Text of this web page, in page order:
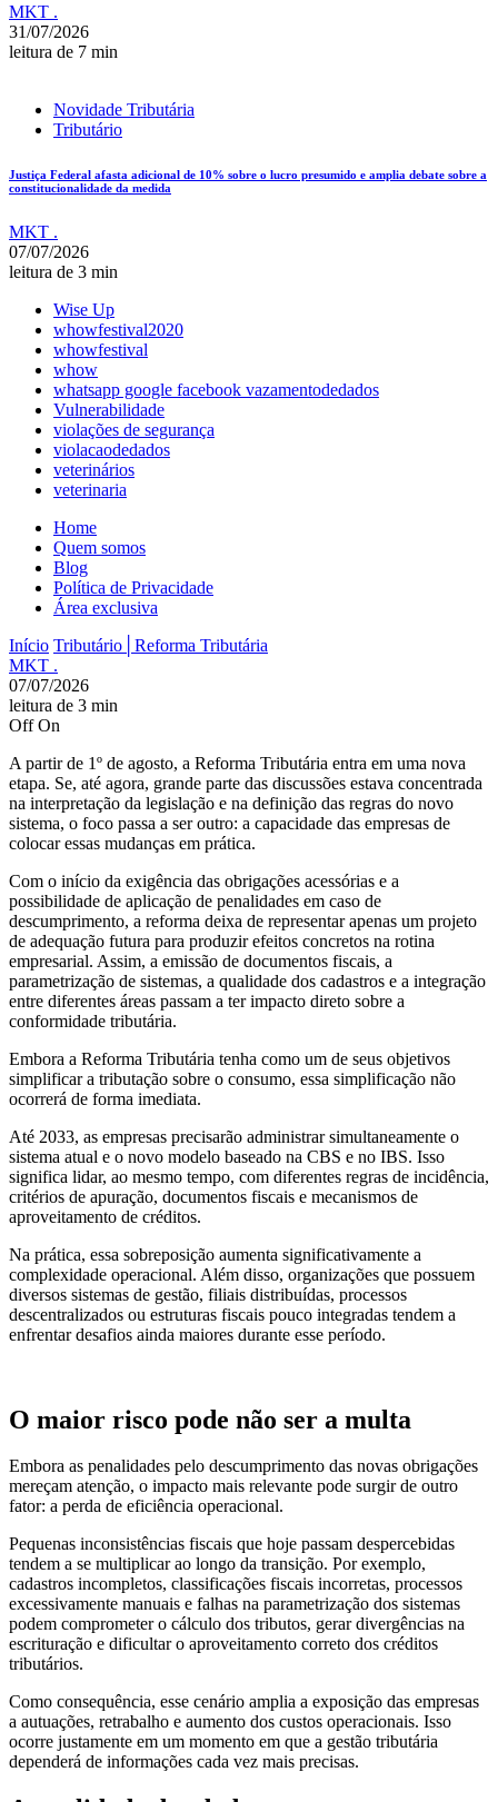
MKT .
31/07/2026
leitura de 7 min
Novidade Tributária
Tributário
Justiça Federal afasta adicional de 10% sobre o lucro presumido e amplia debate sobre a
constitucionalidade da medida
MKT .
07/07/2026
leitura de 3 min
Wise Up
whowfestival2020
whowfestival
whow
whatsapp google facebook vazamentodedados
Vulnerabilidade
violações de segurança
violacaodedados
veterinários
veterinaria
Home
Quem somos
Blog
Política de Privacidade
Área exclusiva
Início Tributário│Reforma Tributária
MKT .
07/07/2026
leitura de 3 min
Off On
A partir de 1º de agosto, a Reforma Tributária entra em uma nova
etapa. Se, até agora, grande parte das discussões estava concentrada
na interpretação da legislação e na definição das regras do novo
sistema, o foco passa a ser outro: a capacidade das empresas de
colocar essas mudanças em prática.
Com o início da exigência das obrigações acessórias e a
possibilidade de aplicação de penalidades em caso de
descumprimento, a reforma deixa de representar apenas um projeto
de adequação futura para produzir efeitos concretos na rotina
empresarial. Assim, a emissão de documentos fiscais, a
parametrização de sistemas, a qualidade dos cadastros e a integração
entre diferentes áreas passam a ter impacto direto sobre a
conformidade tributária.
Embora a Reforma Tributária tenha como um de seus objetivos
simplificar a tributação sobre o consumo, essa simplificação não
ocorrerá de forma imediata.
Até 2033, as empresas precisarão administrar simultaneamente o
sistema atual e o novo modelo baseado na CBS e no IBS. Isso
significa lidar, ao mesmo tempo, com diferentes regras de incidência,
critérios de apuração, documentos fiscais e mecanismos de
aproveitamento de créditos.
Na prática, essa sobreposição aumenta significativamente a
complexidade operacional. Além disso, organizações que possuem
diversos sistemas de gestão, filiais distribuídas, processos
descentralizados ou estruturas fiscais pouco integradas tendem a
enfrentar desafios ainda maiores durante esse período.
O maior risco pode não ser a multa
Embora as penalidades pelo descumprimento das novas obrigações
mereçam atenção, o impacto mais relevante pode surgir de outro
fator: a perda de eficiência operacional.
Pequenas inconsistências fiscais que hoje passam despercebidas
tendem a se multiplicar ao longo da transição. Por exemplo,
cadastros incompletos, classificações fiscais incorretas, processos
excessivamente manuais e falhas na parametrização dos sistemas
podem comprometer o cálculo dos tributos, gerar divergências na
escrituração e dificultar o aproveitamento correto dos créditos
tributários.
Como consequência, esse cenário amplia a exposição das empresas
a autuações, retrabalho e aumento dos custos operacionais. Isso
ocorre justamente em um momento em que a gestão tributária
dependerá de informações cada vez mais precisas.